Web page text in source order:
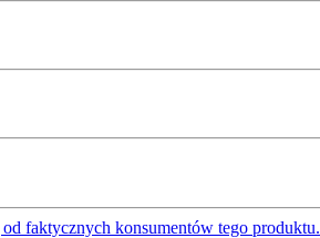
faktycznych konsumentów tego produktu.